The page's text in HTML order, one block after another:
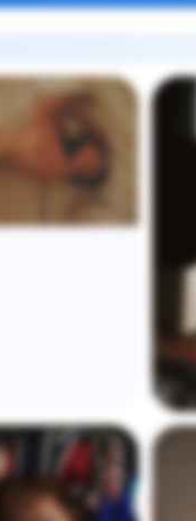
этой модели